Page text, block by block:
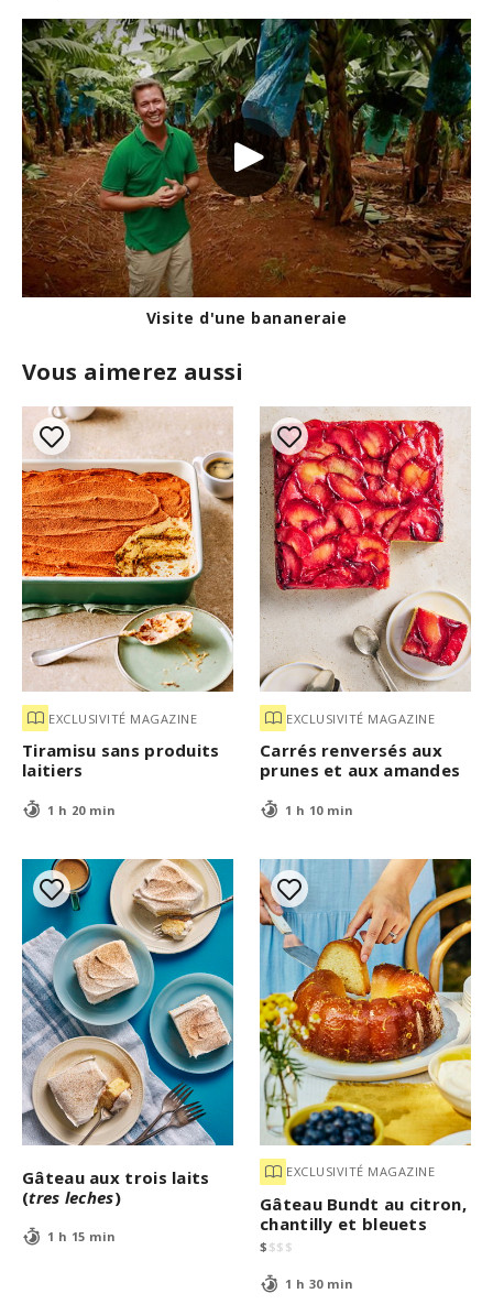
Visite d'une bananeraie
Vous aimerez aussi
EXCLUSIVITÉ MAGAZINE
Tiramisu sans produits
laitiers
1 h 20 min
EXCLUSIVITÉ MAGAZINE
Carrés renversés aux
prunes et aux amandes
1 h 10 min
Gâteau aux trois laits
(tres leches)
1 h 15 min
EXCLUSIVITÉ MAGAZINE
Gâteau Bundt au citron,
chantilly et bleuets
$ $$ $
1 h 30 min